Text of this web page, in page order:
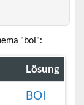
"boi":
Lösung
BOI